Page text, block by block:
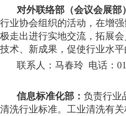
对外联络部（会议会展部
行业协会组织的活动，在增
极走出进行实地交流，拓展
技术、新成果，促使行业水平
联系人：马春玲 电话：
信息标准化部： 负责行业
清洗行业标准。工业清洗有